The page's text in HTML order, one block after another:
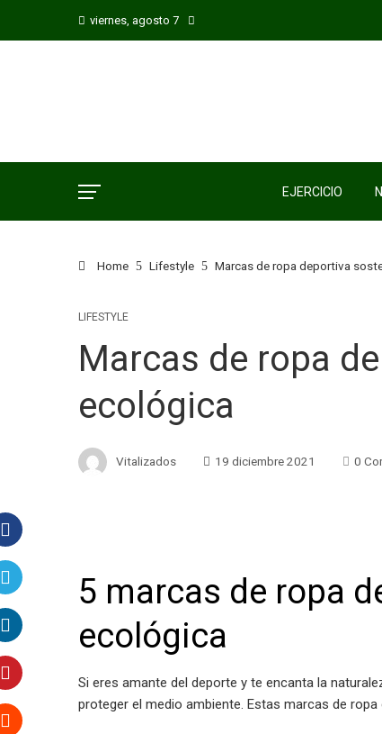
viernes, agosto 7
EJERCICIO
Home Lifestyle Marcas de ropa deportiva
LIFESTYLE
Marcas de ropa
ecológica
Vitalizados 19 diciembre 2021 0
Facebook
Twitter
LinkedIn
Pinterest
5 marcas de ropa
ecológica
Si eres amante del deporte y te encanta la
proteger el medio ambiente. Estas marcas de